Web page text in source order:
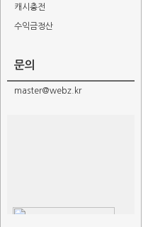
캐시충전
수익금정산
문의
master@webz.kr